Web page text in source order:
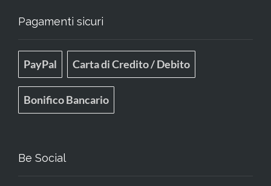
Pagamenti sicuri
PayPal Carta di Credito / Debito
Bonifico Bancario
Be Social